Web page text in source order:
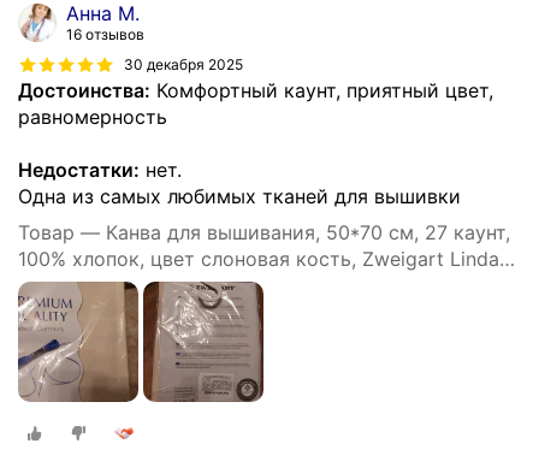
Анна М.
16 отзывов
30 декабря 2025
Достоинства: Комфортный каунт, приятный цвет,
равномерность
Недостатки: нет.
Одна из самых любимых тканей для вышивки
Товар — Канва для вышивания, 50*70 см, 27 каунт,
100% хлопок, цвет слоновая кость, Zweigart Linda
Schulertuch